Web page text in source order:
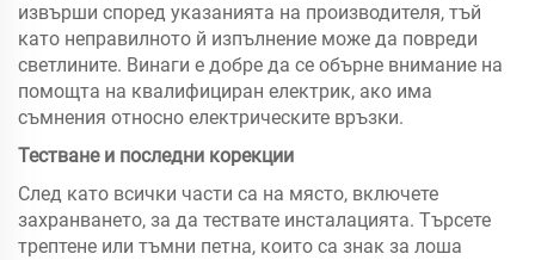
извърши според указанията на производителя, тъй
като неправилното й изпълнение може да повреди
светлините. Винаги е добре да се обърне внимание на
помощта на квалифициран електрик, ако има
съмнения относно електрическите връзки.
Тестване и последни корекции
След като всички части са на място, включете
захранването, за да тествате инсталацията. Търсете
трептене или тъмни петна, които са знак за лоша